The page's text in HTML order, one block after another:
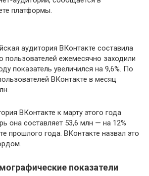
платформы.
аудитория ВКонтакте составила
пользователей ежемесячно заходили
показатель увеличился на 9,6%. По
ВКонтакте в месяц
ВКонтакте к марту этого года
она составляет 53,6 млн — на 12%
прошлого года. ВКонтакте назвал это
показатели